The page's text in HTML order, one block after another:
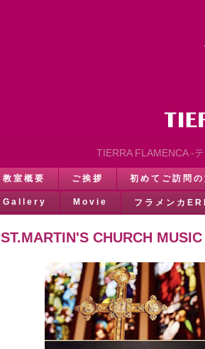
TIERRA FLAMENCA -
教室概要 ご挨拶 初めてご訪問の
Gallery Movie フラメンカ
ST.MARTIN'S CHURCH